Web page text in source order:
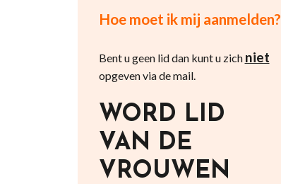
Hoe moet ik mij aanmelden?
Bent u geen lid dan kunt u zich niet
opgeven via de mail.
WORD LID
VAN DE
VROUWEN